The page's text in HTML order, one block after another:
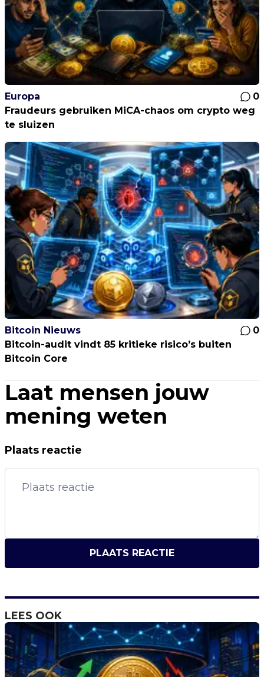
Europa
0
Fraudeurs gebruiken MiCA-chaos om crypto weg
te sluizen
Bitcoin Nieuws
0
Bitcoin-audit vindt 85 kritieke risico’s buiten
Bitcoin Core
Laat mensen jouw
mening weten
Plaats reactie
PLAATS REACTIE
LEES OOK